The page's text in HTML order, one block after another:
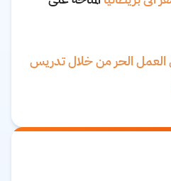
العمل الحر من خلال تدريس